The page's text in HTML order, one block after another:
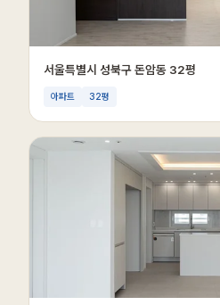
서울특별시 성북구 돈암동 32평
아파트 32평